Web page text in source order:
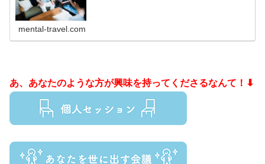
mental-travel.com
あ、あなたのような方が興味を持ってくださるなんて！⬇